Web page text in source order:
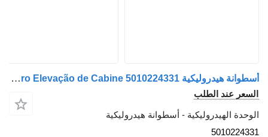
أسطوانة هيدروليكية Renault Premium Cilindro Elevação de Cabine 5010224331 لـ الشاحنات Renault Premium
السعر عند الطلب
الوحدة الهيدروليكية - أسطوانة هيدروليكية
5010224331